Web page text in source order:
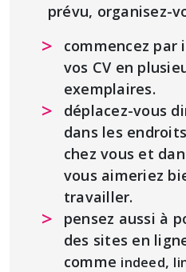
prévu, organisez-
commencez par
vos CV en
exemplaires.
déplacez-vous
dans les
chez vous et
vous aimeriez
travailler.
pensez aussi à
des sites en
comme indeed,